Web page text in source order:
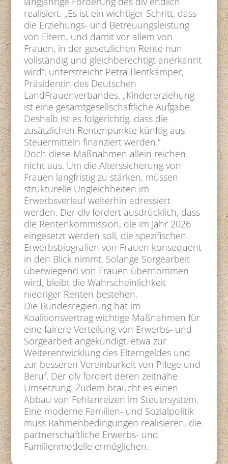
realisiert. „Es ist ein wichtiger Schritt, dass
die Erziehungs- und Betreuungsleistung
von Eltern, und damit vor allem von
Frauen, in der gesetzlichen Rente nun
vollständig und gleichberechtigt anerkannt
wird“, unterstreicht Petra Bentkämper,
Präsidentin des Deutschen
LandFrauenverbandes. „Kindererziehung
ist eine gesamtgesellschaftliche Aufgabe.
Deshalb ist es folgerichtig, dass die
zusätzlichen Rentenpunkte künftig aus
Steuermitteln finanziert werden.“
Doch diese Maßnahmen allein reichen
nicht aus. Um die Alterssicherung von
Frauen langfristig zu stärken, müssen
strukturelle Ungleichheiten im
Erwerbsverlauf weiterhin adressiert
werden. Der dlv fordert ausdrücklich, dass
die Rentenkommission, die im Jahr 2026
eingesetzt werden soll, die spezifischen
Erwerbsbiografien von Frauen konsequent
in den Blick nimmt. Solange Sorgearbeit
überwiegend von Frauen übernommen
wird, bleibt die Wahrscheinlichkeit
niedriger Renten bestehen.
Die Bundesregierung hat im
Koalitionsvertrag wichtige Maßnahmen für
eine fairere Verteilung von Erwerbs- und
Sorgearbeit angekündigt, etwa zur
Weiterentwicklung des Elterngeldes und
zur besseren Vereinbarkeit von Pflege und
Beruf. Der dlv fordert deren zeitnahe
Umsetzung. Zudem braucht es einen
Abbau von Fehlanreizen im Steuersystem.
Eine moderne Familien- und Sozialpolitik
muss Rahmenbedingungen realisieren, die
partnerschaftliche Erwerbs- und
Familienmodelle ermöglichen.